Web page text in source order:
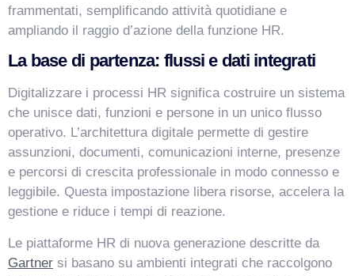
frammentati, semplificando attività quotidiane e
ampliando il raggio d’azione della funzione HR.
La base di partenza: flussi e dati integrati
Digitalizzare i processi HR significa costruire un sistema
che unisce dati, funzioni e persone in un unico flusso
operativo. L’architettura digitale permette di gestire
assunzioni, documenti, comunicazioni interne, presenze
e percorsi di crescita professionale in modo connesso e
leggibile. Questa impostazione libera risorse, accelera la
gestione e riduce i tempi di reazione.
Le piattaforme HR di nuova generazione descritte da
Gartner si basano su ambienti integrati che raccolgono
Salve! Sono VismarChat, l'agente AI di Vismarcorp. In
cosa possiamo esserti utile?